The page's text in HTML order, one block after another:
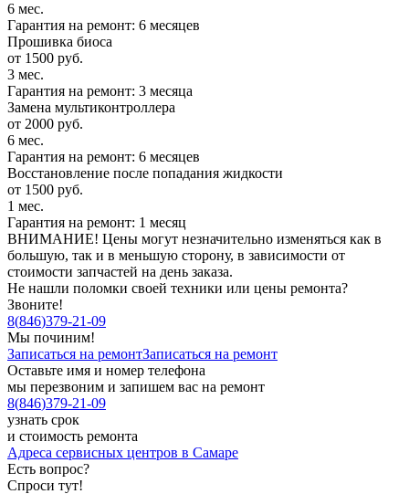
6 мес.
Гарантия на ремонт: 6 месяцев
Прошивка биоса
от 1500 руб.
3 мес.
Гарантия на ремонт: 3 месяца
Замена мультиконтроллера
от 2000 руб.
6 мес.
Гарантия на ремонт: 6 месяцев
Восстановление после попадания жидкости
от 1500 руб.
1 мес.
Гарантия на ремонт: 1 месяц
ВНИМАНИЕ! Цены могут незначительно изменяться как в
большую, так и в меньшую сторону, в зависимости от
стоимости запчастей на день заказа.
Не нашли поломки своей техники или цены ремонта?
Звоните!
8(846)379-21-09
Мы починим!
Записаться на ремонтЗаписаться на ремонт
Оставьте имя и номер телефона
мы перезвоним и запишем вас на ремонт
8(846)379-21-09
узнать срок
и стоимость ремонта
Адреса сервисных центров в Самаре
Есть вопрос?
Спроси тут!